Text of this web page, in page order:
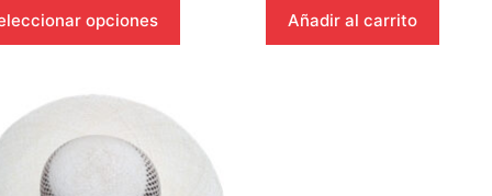
opciones Añadir al carrito